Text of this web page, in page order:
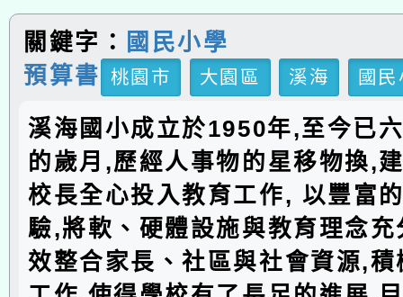
關鍵字：
國民小學
預算書
桃園市 大園區 溪海 國
溪海國小成立於1950年,至今已
的歲月,歷經人事物的星移物換,
校長全心投入教育工作, 以豐富
驗,將軟、硬體設施與教育理念
效整合家長、社區與社會資源,